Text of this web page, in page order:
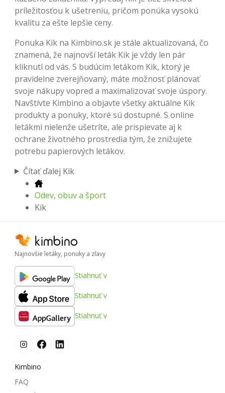
príležitosťou k ušetreniu, pričom ponúka vysokú
kvalitu za ešte lepšie ceny.
Ponuka Kik na Kimbino.sk je stále aktualizovaná, čo
znamená, že najnovší leták Kik je vždy len pár
kliknutí od vás. S budúcim letákom Kik, ktorý je
pravidelne zverejňovaný, máte možnosť plánovať
svoje nákupy vopred a maximalizovať svoje úspory.
Navštívte Kimbino a objavte všetky aktuálne Kik
produkty a ponuky, ktoré sú dostupné. S online
letákmi nielenže ušetríte, ale prispievate aj k
ochrane životného prostredia tým, že znižujete
potrebu papierových letákov.
Čítať ďalej Kik
Odev, obuv a šport
Kik
Najnovšie letáky, ponuky a zľavy
Stiahnuť v
Stiahnuť v
Stiahnuť v
Kimbino
FAQ